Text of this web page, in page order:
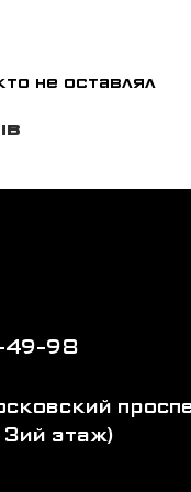
для истинных
не оставлял
49-98
этаж)